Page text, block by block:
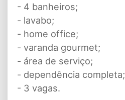
- 4 banheiros;
- lavabo;
- home office;
- varanda gourmet;
- área de serviço;
- dependência completa;
- 3 vagas.